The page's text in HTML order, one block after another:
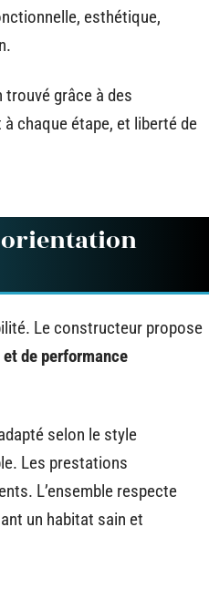
esthétique,
grâce à des
chaque étape, et liberté de
orientation
Le constructeur propose
de performance
selon le style
Les prestations
L’ensemble respecte
un habitat sain et